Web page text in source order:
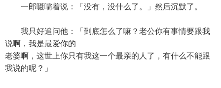
一郎嗫嚅着说：「没有，没什么了。」然后沉默了。
我只好追问他：「到底怎么了嘛？老公你有事情要跟我
说啊，我是最爱你的
老婆啊，这世上你只有我这一个最亲的人了，有什么不能跟
我说的呢？」